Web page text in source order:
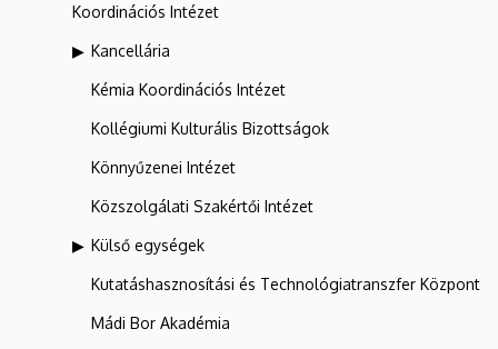
Koordinációs Intézet
Kancellária
Kémia Koordinációs Intézet
Kollégiumi Kulturális Bizottságok
Könnyűzenei Intézet
Közszolgálati Szakértői Intézet
Külső egységek
Kutatáshasznosítási és Technológiatranszfer Központ
Mádi Bor Akadémia